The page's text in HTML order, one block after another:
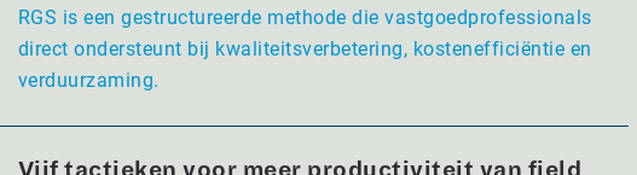
RGS is een gestructureerde methode die vastgoedprofessionals
direct ondersteunt bij kwaliteitsverbetering, kostenefficiëntie en
verduurzaming.
Vijf tactieken voor meer productiviteit van field